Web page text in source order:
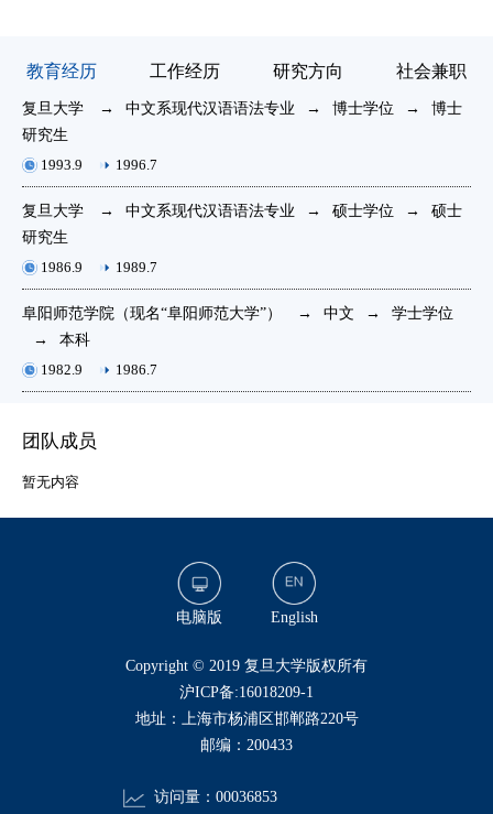
教育经历 工作经历 研究方向 社会兼职
复旦大学 → 中文系现代汉语语法专业 → 博士学位 →
博士
研究生
1993.9
1996.7
复旦大学 → 中文系现代汉语语法专业 → 硕士学位 →
硕士
研究生
1986.9
1989.7
阜阳师范学院（现名“阜阳师范大学”） → 中文 →
学士学位
→
本科
1982.9
1986.7
团队成员
暂无内容
电脑版 English
​Copyright © 2019 复旦大学版权所有
沪ICP备:16018209-1
地址：上海市杨浦区邯郸路220号
邮编：200433
访问量： 00036853